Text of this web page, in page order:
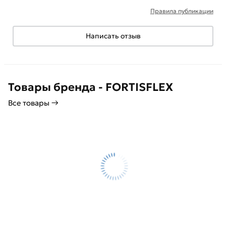
Правила публикации
Написать отзыв
Товары бренда - FORTISFLEX
Все товары →